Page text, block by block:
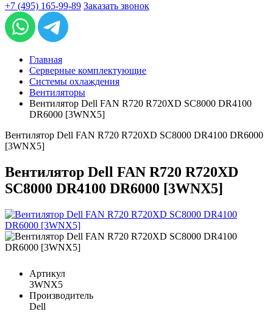
+7 (495) 165-99-89 Заказать звонок
Главная
Серверные комплектующие
Системы охлаждения
Вентиляторы
Вентилятор Dell FAN R720 R720XD SC8000 DR4100
DR6000 [3WNX5]
Вентилятор Dell FAN R720 R720XD SC8000 DR4100 DR6000
[3WNX5]
Вентилятор Dell FAN R720 R720XD
SC8000 DR4100 DR6000 [3WNX5]
Артикул
3WNX5
Производитель
Dell